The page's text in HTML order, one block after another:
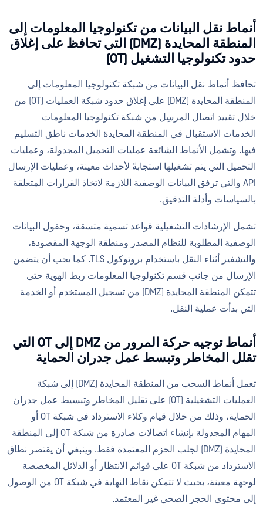
أنماط نقل البيانات من تكنولوجيا المعلومات إلى
المنطقة المحايدة (DMZ) التي تحافظ على إغلاق
حدود تكنولوجيا التشغيل (OT)
تحافظ أنماط نقل البيانات من شبكة تكنولوجيا المعلومات إلى
المنطقة المحايدة (DMZ) على إغلاق حدود شبكة العمليات (OT) من
خلال تقييد اتصال المرسِل من شبكة تكنولوجيا المعلومات
الخدمات الاستقبال في المنطقة المحايدة الخدمات ناطق التسليم
فيها. وتشمل الأنماط الشائعة عمليات التحميل المجدولة، وعمليات
التحميل التي يتم تشغيلها استجابةً لأحداث معينة، وعمليات الإرسال
API والتي ترفق البيانات الوصفية اللازمة لاتخاذ القرارات المتعلقة
بالسياسات وأدلة التدقيق.
تشمل الإرشادات التشغيلية قواعد تسمية متسقة، وحقول البيانات
الوصفية المطلوبة للنظام المصدر ومنطقة الوجهة المقصودة،
والتشفير أثناء النقل باستخدام بروتوكول TLS. كما يجب أن يتضمن
الإرسال من جانب قسم تكنولوجيا المعلومات ربط الهوية حتى
تتمكن المنطقة المحايدة (DMZ) من تسجيل المستخدم أو الخدمة
التي بدأت عملية النقل.
أنماط توجيه حركة المرور من DMZ إلى OT التي
تقلل المخاطر وتبسط عمل جدران الحماية
تعمل أنماط السحب من المنطقة المحايدة (DMZ) إلى شبكة
العمليات التشغيلية (OT) على تقليل المخاطر وتبسيط عمل جدران
الحماية، وذلك من خلال قيام وكلاء الاسترداد في شبكة OT أو
المهام المجدولة بإنشاء اتصالات صادرة من شبكة OT إلى المنطقة
المحايدة (DMZ) لجلب الحزم المعتمدة فقط. وينبغي أن يقتصر نطاق
الاسترداد من شبكة OT على قوائم الانتظار أو الدلائل المخصصة
لوجهة معينة، بحيث لا تتمكن نقاط النهاية في شبكة OT من الوصول
إلى محتوى الحجر الصحي غير المعتمد.